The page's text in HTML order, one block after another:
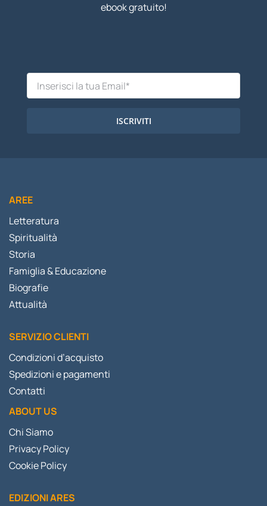
ebook gratuito!
ISCRIVITI
AREE
Letteratura
Spiritualità
Storia
Famiglia & Educazione
Biografie
Attualità
SERVIZIO CLIENTI
Condizioni d’acquisto
Spedizioni e pagamenti
Contatti
ABOUT US
Chi Siamo
Privacy Policy
Cookie Policy
EDIZIONI ARES